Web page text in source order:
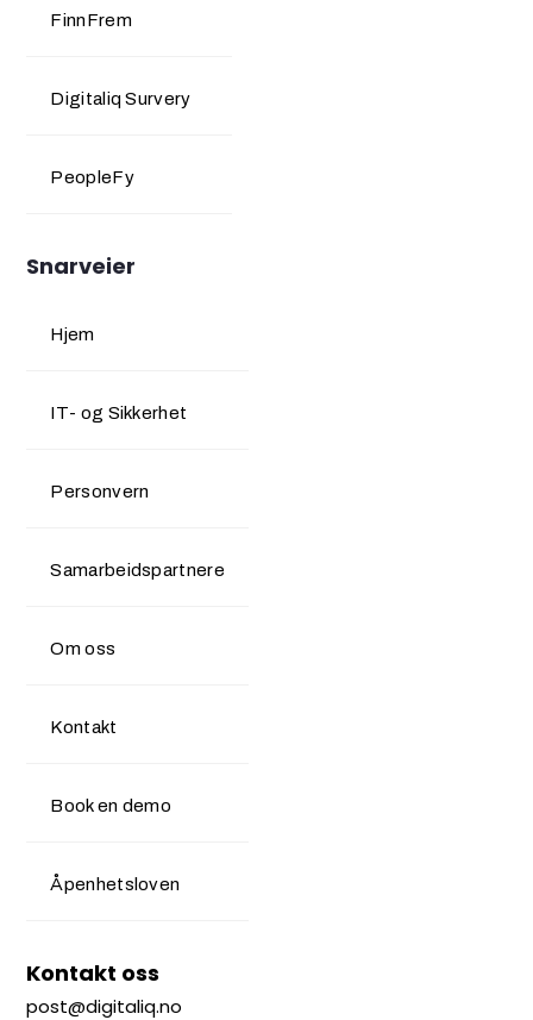
FinnFrem
Digitaliq Survery
PeopleFy
Snarveier
Hjem
IT- og Sikkerhet
Personvern
Samarbeidspartnere
Om oss
Kontakt
Book en demo
Åpenhetsloven
Kontakt oss
post@digitaliq.no